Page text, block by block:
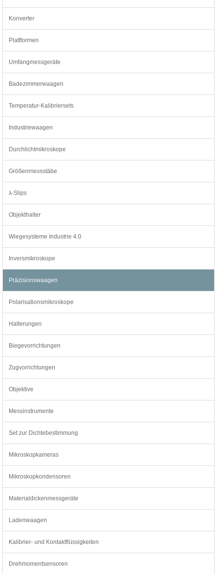
Konverter
Plattformen
Umfangmessgeräte
Badezimmerwaagen
Temperatur-Kalibriersets
Industriewaagen
Durchlichtmikroskope
Größenmessstäbe
λ-Slips
Objekthalter
Wiegesysteme Industrie 4.0
Inversmikroskope
Präzisionswaagen
Polarisationsmikroskope
Halterungen
Biegevorrichtungen
Zugvorrichtungen
Objektive
Messinstrumente
Set zur Dichtebestimmung
Mikroskopkameras
Mikroskopkondensoren
Materialdickenmessgeräte
Ladenwaagen
Kalibrier- und Kontaktflüssigkeiten
Drehmomentsensoren